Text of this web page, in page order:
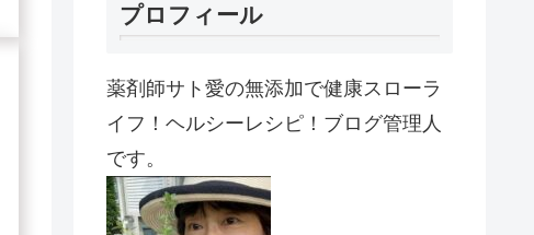
プロフィール
薬剤師サト愛の無添加で健康スローラ
イフ！ヘルシーレシピ！ブログ管理人
です。